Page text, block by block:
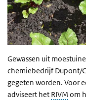
Gewassen uit
chemiebedrijf Dupont/
gegeten worden. Voor
adviseert het RIVM om